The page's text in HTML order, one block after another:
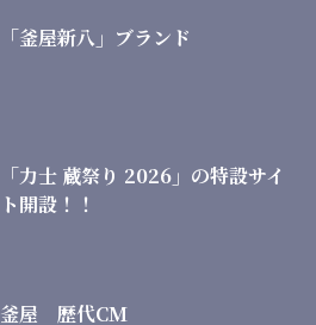
「釜屋新八」ブランド
「力士 蔵祭り 2026」の特設サイ
ト開設！！
釜屋 歴代CM